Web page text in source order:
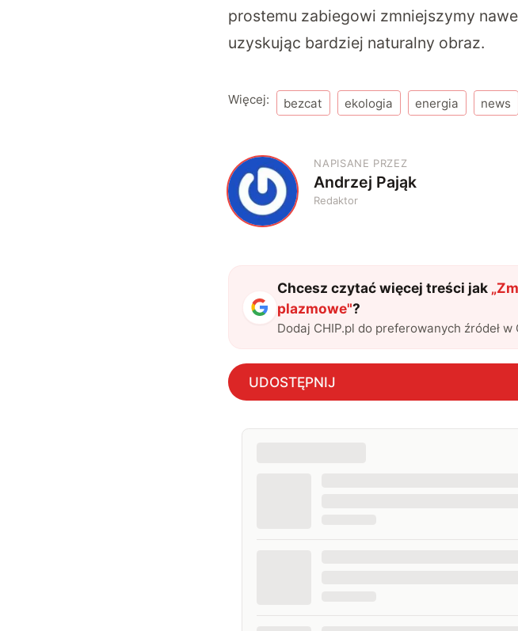
prostemu zabiegowi zmniejszymy
uzyskując bardziej naturalny obraz.
Więcej: bezcat ekologia energia news
A
NAPISANE PRZEZ
Andrzej Pająk
Redaktor
Chcesz czytać więcej treści jak „
plazmowe"?
Dodaj CHIP.pl do preferowanych źródeł w
UDOSTĘPNIJ